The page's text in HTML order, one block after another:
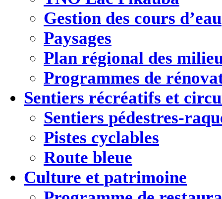
Gestion des cours d’eau
Paysages
Plan régional des
Programmes de
Sentiers récréatifs et
Sentiers pédestres-
Pistes cyclables
Route bleue
Culture et patrimoine